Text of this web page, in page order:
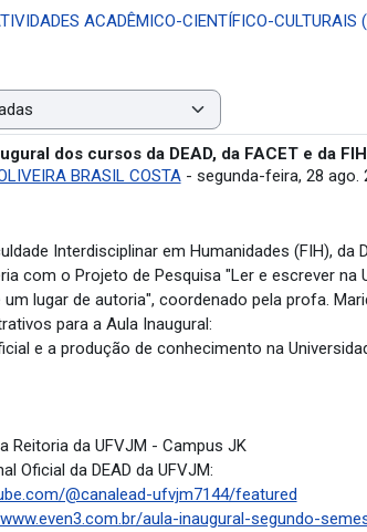
ACADÊMICO-CIENTÍFICO-CULTURAIS
dos cursos da DEAD, da FACET e da
BRASIL COSTA- segunda-feira, 28 ago.
0
Interdisciplinar em Humanidades (FIH),
com o Projeto de Pesquisa "Ler e escrever
lugar de autoria", coordenado pela profa.
para a Aula Inaugural:
e a produção de conhecimento na
Reitoria da UFVJM - Campus JK
Oficial da DEAD da UFVJM:
@canalead-ufvjm7144/featured
aula-inaugural-segundo-